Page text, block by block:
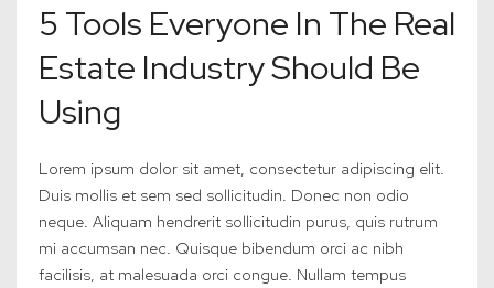
5 Tools Everyone In The Real
Estate Industry Should Be
Using
Lorem ipsum dolor sit amet, consectetur adipiscing elit.
Duis mollis et sem sed sollicitudin. Donec non odio
neque. Aliquam hendrerit sollicitudin purus, quis rutrum
mi accumsan nec. Quisque bibendum orci ac nibh
facilisis, at malesuada orci congue. Nullam tempus